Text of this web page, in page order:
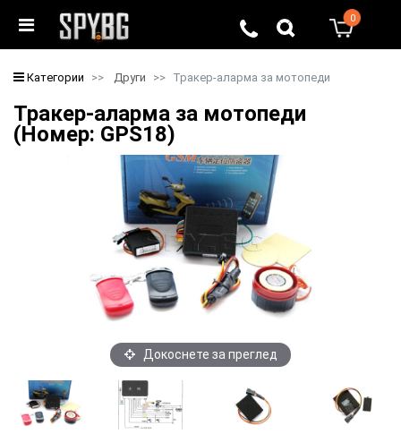
0
Категории Други Тракер-аларма за мотопеди
Тракер-аларма за мотопеди
(Номер: GPS18)
Докоснете за преглед